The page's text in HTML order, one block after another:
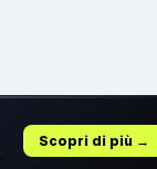
Scopri di più →